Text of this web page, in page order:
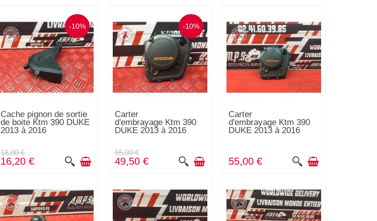
-10%
Cache pignon de sortie
de boite Ktm 390 DUKE
2013 à 2016
18,00 €
16,20 €
-10%
Carter
d'embrayage Ktm 390
DUKE 2013 à 2016
55,00 €
49,50 €
Carter
d'embrayage Ktm 390
DUKE 2013 à 2016
55,00 €